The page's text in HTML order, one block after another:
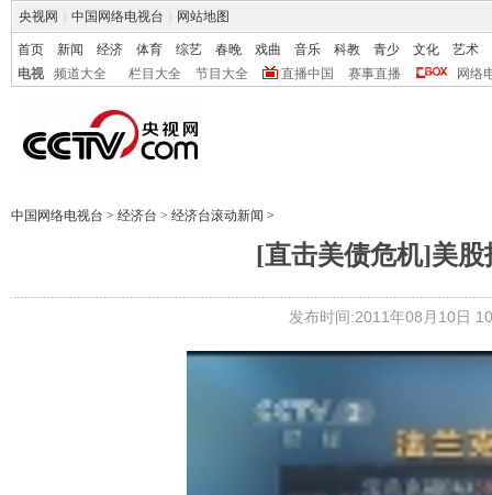
央视网 中国网络电视台 网站地图
首页 新闻 经济 体育 综艺 春晚 戏曲 音乐 科教 青少 文化
艺术
电视
频道大全 栏目大全 节目大全 直播中国 赛事直播 网络
中国网络电视台 > 经济台 > 经济台滚动新闻 >
[直击美债危机]美股
发布时间:2011年08月10日